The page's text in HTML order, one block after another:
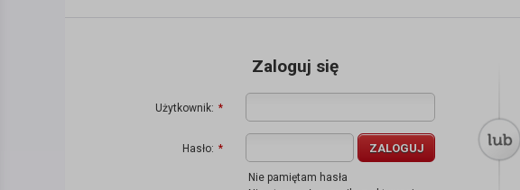
Zaloguj się
Użytkownik: *
Hasło: * ZALOGUJ
Nie pamiętam hasła